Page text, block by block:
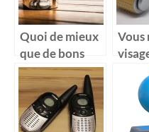
Quoi de mieux
que de bons
verre en cristal
pour ses
liqueurs ?
Vous
brosse
faite